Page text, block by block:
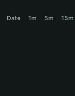
Date 1m 5m 15m